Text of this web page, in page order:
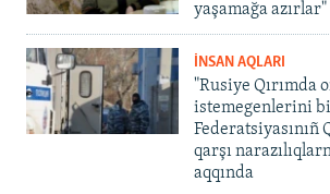
yaşamağa azırlar"
İNSAN AQLARI
"Rusiye Qırımda
istemegenlerini
Federatsiyasınıñ
qarşı
aqqında